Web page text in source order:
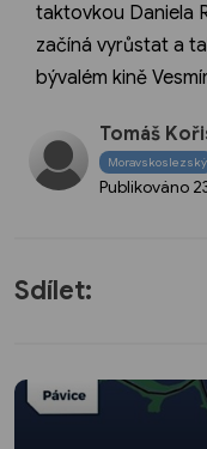
taktovkou Daniela
začíná vyrůstat a
bývalém kině
Tomáš
Moravskoslezský
Publikováno
Sdílet: